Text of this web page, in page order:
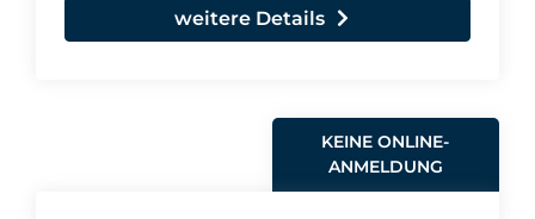
weitere Details
KEINE ONLINE-
ANMELDUNG